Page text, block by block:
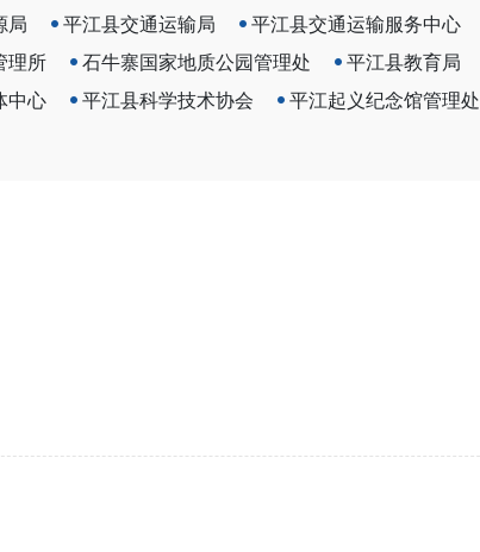
局 平江县交通运输局
平江县交通运输服务中心
理所 石牛寨国家地质公园管理处
平江县教育局
中心 平江县科学技术协会
平江起义纪念馆管理处